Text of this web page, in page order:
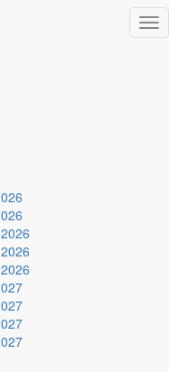
lịch
xấu?
19/6/2026 âm lịch
Sao Nữ, nạp âm Thiên
điểm trung bình
ngày: